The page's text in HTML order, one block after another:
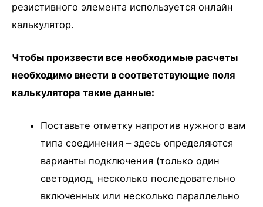
резистивного элемента используется онлайн
калькулятор.
Чтобы произвести все необходимые расчеты
необходимо внести в соответствующие поля
калькулятора такие данные:
Поставьте отметку напротив нужного вам
типа соединения – здесь определяются
варианты подключения (только один
светодиод, несколько последовательно
включенных или несколько параллельно